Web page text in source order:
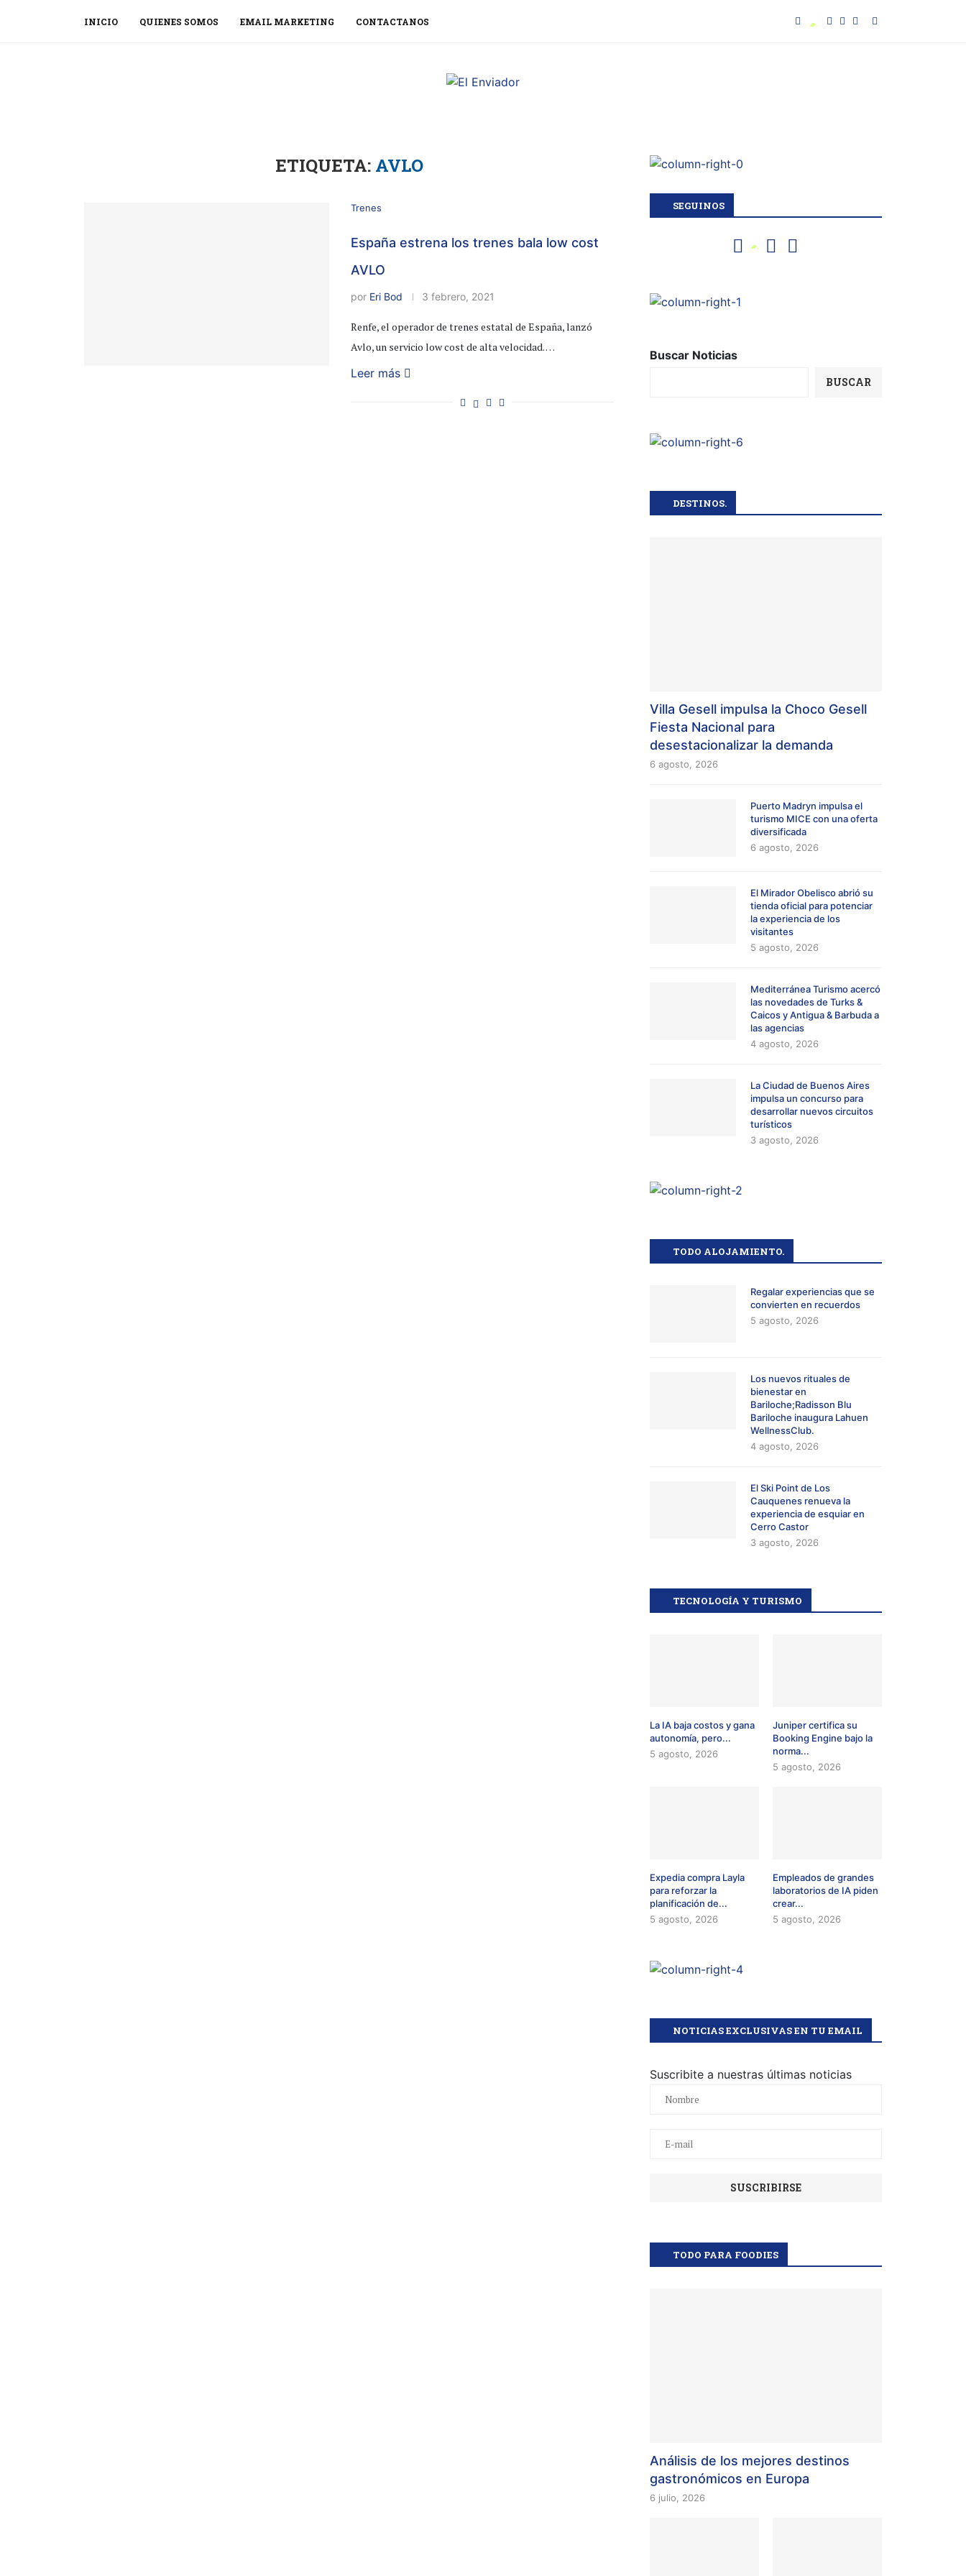
INICIO QUIENES SOMOS EMAIL MARKETING CONTACTANOS
ETIQUETA: AVLO
Trenes
España estrena los trenes bala low cost
AVLO
por Eri Bod 3 febrero, 2021
Renfe, el operador de trenes estatal de España, lanzó
Avlo, un servicio low cost de alta velocidad. …
Leer más
SEGUINOS
Buscar Noticias
BUSCAR
DESTINOS.
Villa Gesell impulsa la Choco Gesell
Fiesta Nacional para
desestacionalizar la demanda
6 agosto, 2026
Puerto Madryn impulsa el
turismo MICE con una oferta
diversificada
6 agosto, 2026
El Mirador Obelisco abrió su
tienda oficial para potenciar
la experiencia de los
visitantes
5 agosto, 2026
Mediterránea Turismo acercó
las novedades de Turks &
Caicos y Antigua & Barbuda a
las agencias
4 agosto, 2026
La Ciudad de Buenos Aires
impulsa un concurso para
desarrollar nuevos circuitos
turísticos
3 agosto, 2026
TODO ALOJAMIENTO.
Regalar experiencias que se
convierten en recuerdos
5 agosto, 2026
Los nuevos rituales de
bienestar en
Bariloche;Radisson Blu
Bariloche inaugura Lahuen
WellnessClub.
4 agosto, 2026
El Ski Point de Los
Cauquenes renueva la
experiencia de esquiar en
Cerro Castor
3 agosto, 2026
TECNOLOGÍA Y TURISMO
La IA baja costos y gana
autonomía, pero...
5 agosto, 2026
Juniper certifica su
Booking Engine bajo la
norma...
5 agosto, 2026
Expedia compra Layla
para reforzar la
planificación de...
5 agosto, 2026
Empleados de grandes
laboratorios de IA piden
crear...
5 agosto, 2026
NOTICIAS EXCLUSIVAS EN TU EMAIL
Suscribite a nuestras últimas noticias
TODO PARA FOODIES
Análisis de los mejores destinos
gastronómicos en Europa
6 julio, 2026